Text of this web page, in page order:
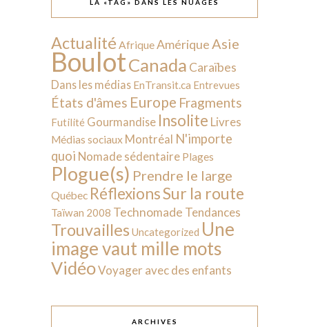
LA «TAG» DANS LES NUAGES
Actualité AfriqueAmérique Asie
BoulotCanada Caraïbes
Dans les médias EnTransit.ca Entrevues
États d'âmes Europe Fragments
Futilité Gourmandise Insolite Livres
Médias sociaux Montréal N'importe
quoi Nomade sédentaire Plages
Plogue(s) Prendre le large
Québec RéflexionsSur la route
Taïwan 2008 Technomade Tendances
Trouvailles Uncategorized Une
image vaut mille mots
VidéoVoyager avec des enfants
ARCHIVES